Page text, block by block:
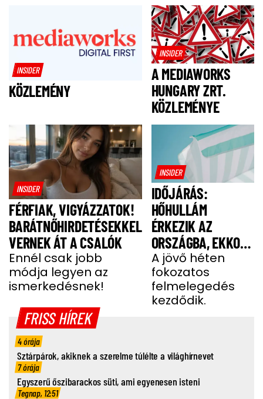
INSIDER
KÖZLEMÉNY
INSIDER
A MEDIAWORKS
HUNGARY ZRT.
KÖZLEMÉNYE
INSIDER
FÉRFIAK, VIGYÁZZATOK!
BARÁTNŐHIRDETÉSEKKEL
VERNEK ÁT A CSALÓK
Ennél csak jobb
módja legyen az
ismerkedésnek!
INSIDER
IDŐJÁRÁS:
HŐHULLÁM
ÉRKEZIK AZ
ORSZÁGBA, EKKOR
ÉR IDE
A jövő héten
fokozatos
felmelegedés
kezdődik.
FRISS HÍREK
4 órája
Sztárpárok, akiknek a szerelme túlélte a világhírnevet
7 órája
Egyszerű őszibarackos süti, ami egyenesen isteni
Tegnap, 12:51